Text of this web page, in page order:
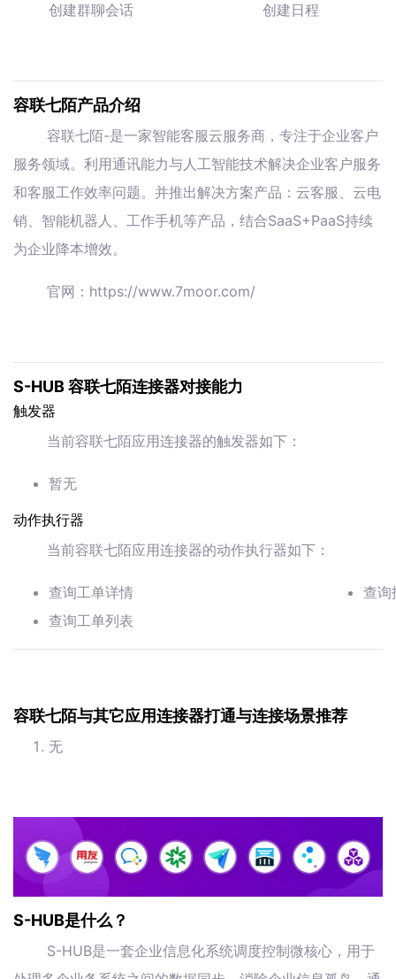
创建群聊会话
创建日程
容联七陌产品介绍
容联七陌-是一家智能客服云服务商，专注于企业客户
服务领域。利用通讯能力与人工智能技术解决企业客户服务
和客服工作效率问题。并推出解决方案产品：云客服、云电
销、智能机器人、工作手机等产品，结合SaaS+PaaS持续
为企业降本增效。
官网：https://www.7moor.com/
S-HUB 容联七陌连接器对接能力
触发器
当前容联七陌应用连接器的触发器如下：
暂无
动作执行器
当前容联七陌应用连接器的动作执行器如下：
查询工单详情
查询工单列表
查询
容联七陌与其它应用连接器打通与连接场景推荐
无
S-HUB是什么？
S-HUB是一套企业信息化系统调度控制微核心，用于